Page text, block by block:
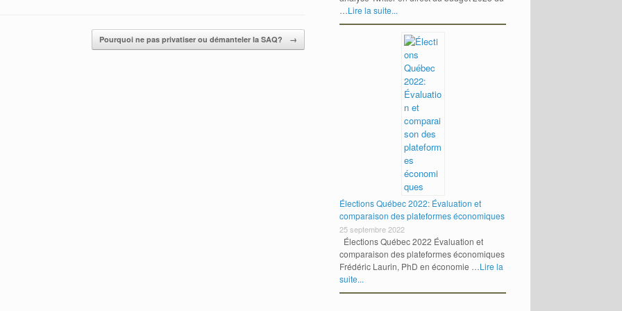
Pourquoi ne pas privatiser ou démanteler la SAQ? →
…Lire la suite...
Élections Québec 2022: Évaluation et
comparaison des plateformes économiques
25 septembre 2022
Élections Québec 2022 Évaluation et
comparaison des plateformes économiques
Frédéric Laurin, PhD en économie …Lire la
suite...